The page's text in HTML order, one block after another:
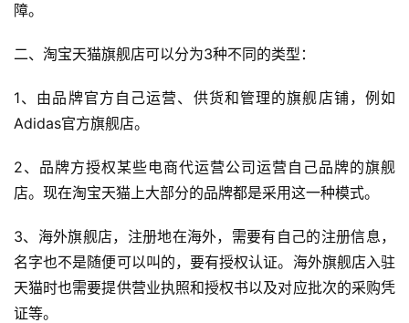
域
群
答
社
障。
二、淘宝天猫旗舰店可以分为3种不同的类型：
1、由品牌官方自己运营、供货和管理的旗舰店铺，例如
Adidas官方旗舰店。
2、品牌方授权某些电商代运营公司运营自己品牌的旗舰
店。现在淘宝天猫上大部分的品牌都是采用这一种模式。
3、海外旗舰店，注册地在海外，需要有自己的注册信息，
名字也不是随便可以叫的，要有授权认证。海外旗舰店入驻
天猫时也需要提供营业执照和授权书以及对应批次的采购凭
证等。